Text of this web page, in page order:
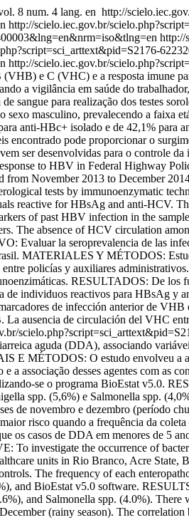
8 num. 4 lang. en http://
http://scielo.iec.gov.br/
http://
http://scielo.iec.gov.br/
e C (VHC) e a resposta imune
a vigilância em saúde do
sangue para realização dos testes
masculino, prevalecendo a faixa
anti-HBc+ isolado e de 42,1% para
encontrado pode proporcionar o
ser desenvolvidas para o
to HBV in Federal Highway
November 2013 to December
tests by immunoenzymatic
reactive for HBsAg and anti-HCV.
of past HBV infection in the
The absence of HCV circulation
Evaluar la seroprevalencia de las
MATERIALES Y MÉTODOS:
policías y auxiliares
RESULTADOS: De los
de individuos reactivos para
de infección anterior de
ausencia de circulación del VHC
aguda (DDA), associando
E MÉTODOS: O estudo envolveu a
a associação desses agentes com as
se o programa BioEstat v5.0.
spp. (5,6%) e Salmonella spp.
de novembro e dezembro (período
risco quando a frequência da
casos de DDA em menores de 5
investigate the occurrence of
units in Rio Branco, Acre
The frequency of each
and BioEstat v5.0 software.
and Salmonella spp. (4.0%).
(rainy season). The